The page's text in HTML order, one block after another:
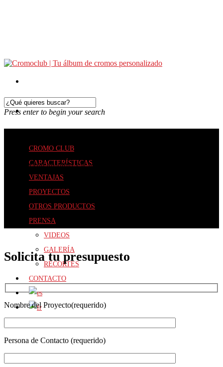
CROMO CLUB
CARACTERÍSTICAS
VENTAJAS
PROYECTOS
OTROS PRODUCTOS
PRENSA
VIDEOS
GALERÍA
RECORTES
CONTACTO
Press enter to begin your search
Contacta con nosotros y te ayudamos a crear tu álbum de cromos.
Solicita tu presupuesto
Nombre del Proyecto(requerido)
Persona de Contacto (requerido)